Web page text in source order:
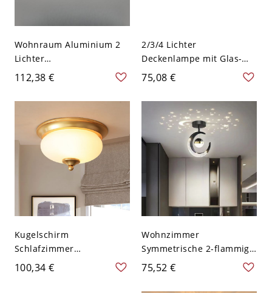
Wohnraum Aluminium 2
Lichter
Mitternachtsschwarz LED
Deckenleuchte mit
synthetischem Schirm,
Dreigang
(Warm/Weiß/Neutrales
Licht dimmbar),
112,38 €
2/3/4 Lichter
Deckenlampe mit Glas-
Schirm im traditionellen
Stil - Bronze 110V-120V 2
75,08 €
Kugelschirm
Schlafzimmer
Deckenleuchte Vintage-
Stil Mundgeblasenes
100,34 €
Wohnzimmer
Symmetrische 2-flammige
LED-Deckenleuchte aus
Legierung in Schwarz,
110V-120V, 10"
75,52 €